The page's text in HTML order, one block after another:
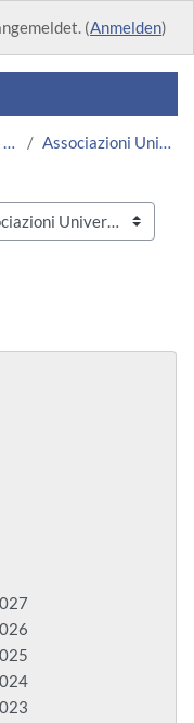
(Anmelden)
Altri Corsi Associazioni Universitarie